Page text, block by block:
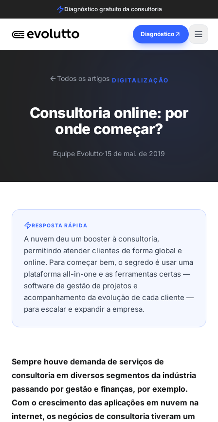
Diagnóstico gratuito da consultoria
Diagnóstico
Todos os artigos DIGITALIZAÇÃO
Consultoria online: por
onde começar?
Equipe Evolutto·15 de mai. de 2019
RESPOSTA RÁPIDA
A nuvem deu um booster à consultoria,
permitindo atender clientes de forma global e
online. Para começar bem, o segredo é usar uma
plataforma all-in-one e as ferramentas certas —
software de gestão de projetos e
acompanhamento da evolução de cada cliente —
para escalar e expandir a empresa.
Sempre houve demanda de serviços de
consultoria em diversos segmentos da indústria
passando por gestão e finanças, por exemplo.
Com o crescimento das aplicações em nuvem na
internet, os negócios de consultoria tiveram um